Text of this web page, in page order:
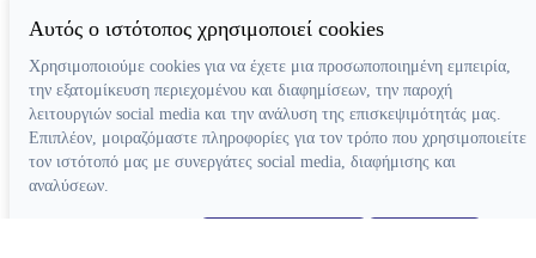
Αυτός ο ιστότοπος χρησιμοποιεί cookies
Χρησιμοποιούμε cookies για να έχετε μια προσωποποιημένη εμπειρία,
την εξατομίκευση περιεχομένου και διαφημίσεων, την παροχή
λειτουργιών social media και την ανάλυση της επισκεψιμότητάς μας.
Επιπλέον, μοιραζόμαστε πληροφορίες για τον τρόπο που χρησιμοποιείτε
τον ιστότοπό μας με συνεργάτες social media, διαφήμισης και
αναλύσεων.